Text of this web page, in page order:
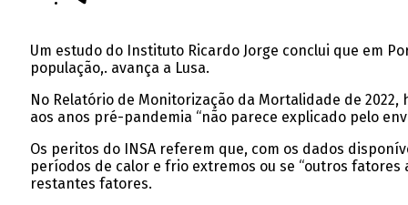
Um estudo do Instituto Ricardo Jorge conclui que em
população,. avança a Lusa.
No Relatório de Monitorização da Mortalidade de
aos anos pré-pandemia “não parece explicado pelo
Os peritos do INSA referem que, com os dados
períodos de calor e frio extremos ou se “outros
restantes fatores.